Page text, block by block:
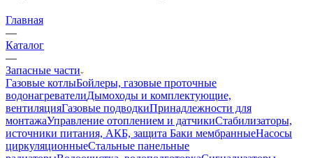
Главная
—
Каталог
—
Запасные части
Газовые котлыБойлеры, газовые проточные
водонагревателиДымоходы и комплектующие,
вентиляцияГазовые подводкиПринадлежности для
монтажаУправление отоплением и датчикиСтабилизаторы,
источники питания, АКБ, защита Баки мембранныеНасосы
циркуляционныеСтальные панельные